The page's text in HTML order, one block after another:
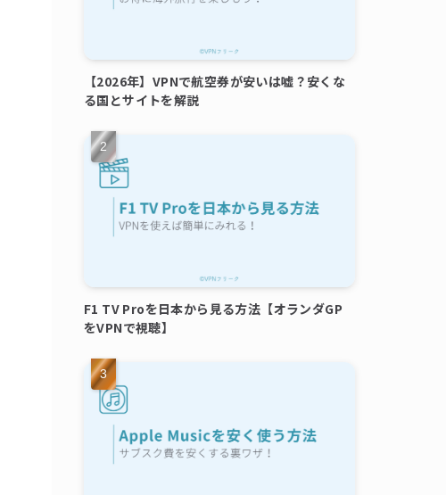
【2026年】VPNで航空券が安いは嘘？安くな
る国とサイトを解説
F1 TV Proを日本から見る方法【オランダGP
をVPNで視聴】